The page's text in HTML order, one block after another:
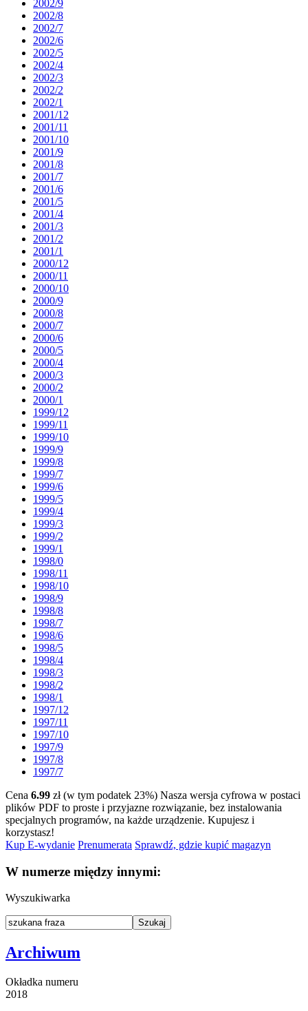
2002/9
2002/8
2002/7
2002/6
2002/5
2002/4
2002/3
2002/2
2002/1
2001/12
2001/11
2001/10
2001/9
2001/8
2001/7
2001/6
2001/5
2001/4
2001/3
2001/2
2001/1
2000/12
2000/11
2000/10
2000/9
2000/8
2000/7
2000/6
2000/5
2000/4
2000/3
2000/2
2000/1
1999/12
1999/11
1999/10
1999/9
1999/8
1999/7
1999/6
1999/5
1999/4
1999/3
1999/2
1999/1
1998/0
1998/11
1998/10
1998/9
1998/8
1998/7
1998/6
1998/5
1998/4
1998/3
1998/2
1998/1
1997/12
1997/11
1997/10
1997/9
1997/8
1997/7
Cena 6.99 zł (w tym podatek 23%) Nasza wersja cyfrowa w postaci
plików PDF to proste i przyjazne rozwiązanie, bez instalowania
specjalnych programów, na każde urządzenie. Kupujesz i
korzystasz!
Kup E-wydanie Prenumerata Sprawdź, gdzie kupić magazyn
W numerze między innymi:
Wyszukiwarka
Archiwum
Okładka numeru
2018